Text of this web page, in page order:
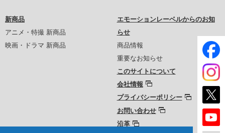
新商品
アニメ・特撮 新商品
映画・ドラマ 新商品
エモーションレーベルからのお知
らせ
商品情報
重要なお知らせ
このサイトについて
会社情報
プライバシーポリシー
お問い合わせ
沿革